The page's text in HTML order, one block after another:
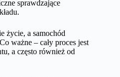
sprawdzające
życie, a samochód
ważne – cały proces jest
a często również od